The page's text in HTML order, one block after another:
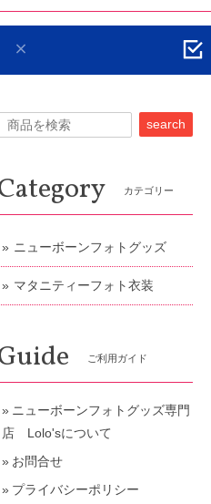
search
カテゴリー
ニューボーンフォトグッズ
マタニティーフォト衣装
ご利用ガイド
ニューボーンフォトグッズ専門
店 Lolo'sについて
お問合せ
プライバシーポリシー